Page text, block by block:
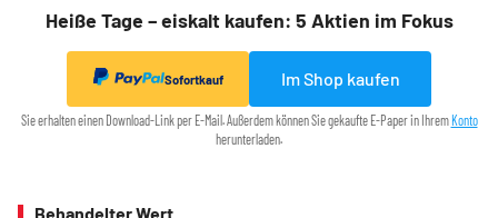
Heiße Tage – eiskalt kaufen: 5 Aktien im Fokus
Sofortkauf Im Shop kaufen
Sie erhalten einen Download-Link per E-Mail. Außerdem können Sie gekaufte E-Paper in Ihrem Konto
herunterladen.
Behandelter Wert